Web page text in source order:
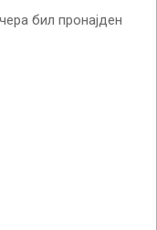
бил пронајден